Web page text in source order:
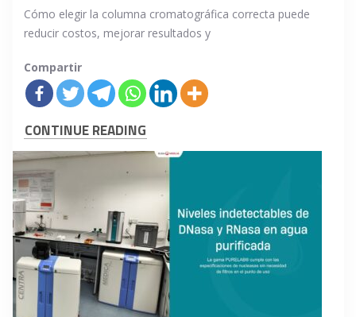
Cómo elegir la columna cromatográfica correcta puede
reducir costos, mejorar resultados y
Compartir
CONTINUE READING